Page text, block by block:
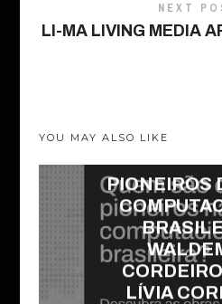
NEXT
LI-MA LIVING MEDIA
YOU MAY ALSO LIKE
PIONEIROS
LÍVIA